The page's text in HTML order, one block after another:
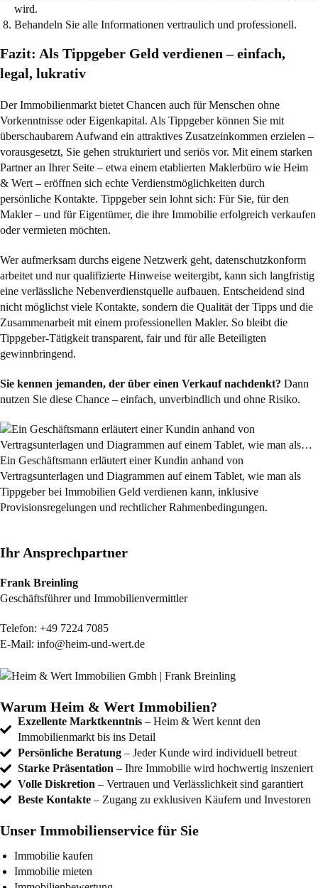
wird.
Behandeln Sie alle Informationen vertraulich und professionell.
Fazit: Als Tippgeber Geld verdienen – einfach,
legal, lukrativ
Der Immobilienmarkt bietet Chancen auch für Menschen ohne
Vorkenntnisse oder Eigenkapital. Als Tippgeber können Sie mit
überschaubarem Aufwand ein attraktives Zusatzeinkommen erzielen –
vorausgesetzt, Sie gehen strukturiert und seriös vor. Mit einem starken
Partner an Ihrer Seite – etwa einem etablierten Maklerbüro wie Heim
& Wert – eröffnen sich echte Verdienstmöglichkeiten durch
persönliche Kontakte. Tippgeber sein lohnt sich: Für Sie, für den
Makler – und für Eigentümer, die ihre Immobilie erfolgreich verkaufen
oder vermieten möchten.
Wer aufmerksam durchs eigene Netzwerk geht, datenschutzkonform
arbeitet und nur qualifizierte Hinweise weitergibt, kann sich langfristig
eine verlässliche Nebenverdienstquelle aufbauen. Entscheidend sind
nicht möglichst viele Kontakte, sondern die Qualität der Tipps und die
Zusammenarbeit mit einem professionellen Makler. So bleibt die
Tippgeber-Tätigkeit transparent, fair und für alle Beteiligten
gewinnbringend.
Sie kennen jemanden, der über einen Verkauf nachdenkt? Dann
nutzen Sie diese Chance – einfach, unverbindlich und ohne Risiko.
Ein Geschäftsmann erläutert einer Kundin anhand von
Vertragsunterlagen und Diagrammen auf einem Tablet, wie man als
Tippgeber bei Immobilien Geld verdienen kann, inklusive
Provisionsregelungen und rechtlicher Rahmenbedingungen.
Ihr Ansprechpartner
Frank Breinling
Geschäftsführer und Immobilienvermittler
Telefon: +49 7224 7085
E-Mail: info@heim-und-wert.de
Warum Heim & Wert Immobilien?
Exzellente Marktkenntnis – Heim & Wert kennt den
Immobilienmarkt bis ins Detail
Persönliche Beratung – Jeder Kunde wird individuell betreut
Starke Präsentation – Ihre Immobilie wird hochwertig inszeniert
Volle Diskretion – Vertrauen und Verlässlichkeit sind garantiert
Beste Kontakte – Zugang zu exklusiven Käufern und Investoren
Unser Immobilienservice für Sie
Immobilie kaufen
Immobilie mieten